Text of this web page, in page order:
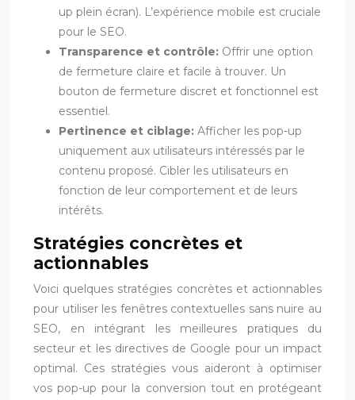
up plein écran). L’expérience mobile est cruciale
pour le SEO.
Transparence et contrôle: Offrir une option
de fermeture claire et facile à trouver. Un
bouton de fermeture discret et fonctionnel est
essentiel.
Pertinence et ciblage: Afficher les pop-up
uniquement aux utilisateurs intéressés par le
contenu proposé. Cibler les utilisateurs en
fonction de leur comportement et de leurs
intérêts.
Stratégies concrètes et
actionnables
Voici quelques stratégies concrètes et actionnables
pour utiliser les fenêtres contextuelles sans nuire au
SEO, en intégrant les meilleures pratiques du
secteur et les directives de Google pour un impact
optimal. Ces stratégies vous aideront à optimiser
vos pop-up pour la conversion tout en protégeant